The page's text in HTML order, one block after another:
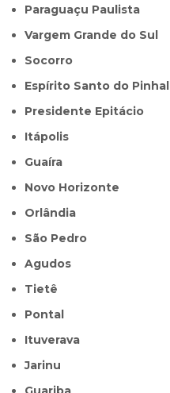
Paraguaçu Paulista
Vargem Grande do Sul
Socorro
Espírito Santo do Pinhal
Presidente Epitácio
Itápolis
Guaíra
Novo Horizonte
Orlândia
São Pedro
Agudos
Tietê
Pontal
Ituverava
Jarinu